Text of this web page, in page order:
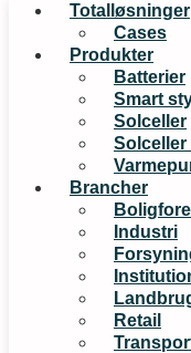
Totalløsninger
Cases
Produkter
Batterier
Smart
Solceller
Solceller
Brancher
Industri
Retail